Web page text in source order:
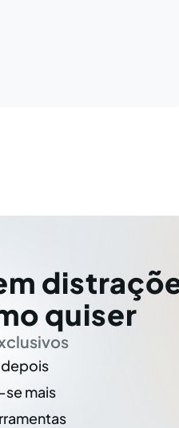
quiser
depois
mais